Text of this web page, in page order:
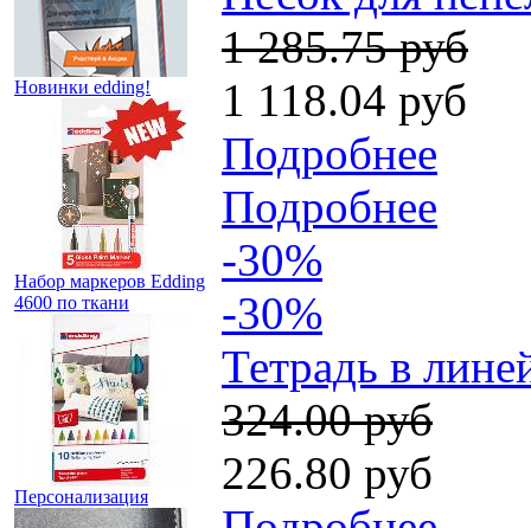
Новинки edding!
Набор маркеров Edding
4600 по ткани
Персонализация
1 285.75 руб
1 118.04 руб
Подробнее
Подробнее
-30%
-30%
Тетрадь в
324.00 руб
226.80 руб